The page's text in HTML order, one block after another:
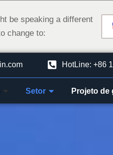
be speaking a different
change to:
HotLine: +86
Setor Projeto de